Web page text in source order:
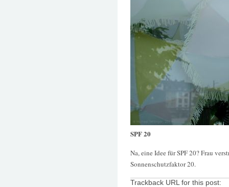
SPF 20
Na, eine Idee für SPF 20? Frau
Sonnenschutzfaktor 20.
Trackback URL for this post: